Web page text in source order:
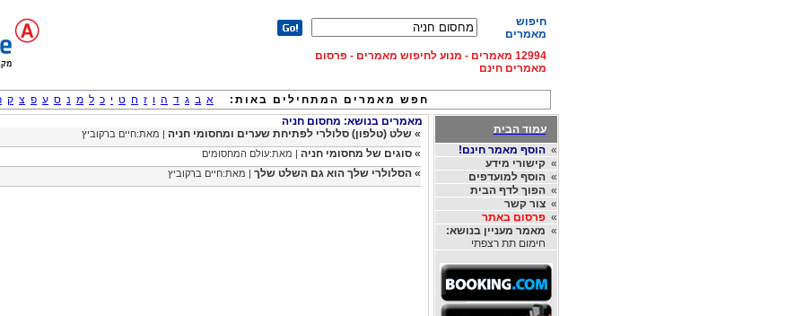
חיפוש
מאמרים
12994 מאמרים - מנוע לחיפוש מאמרים - פרסום
מאמרים חינם
חפש מאמרים המתחילים באות: א ב ג ד ה ו ז ח ט י כ ל מ נ ס ע פ צ ק
עמוד הבית
»הוסף מאמר חינם!
»קישורי מידע
»הוסף למועדפים
»הפוך לדף הבית
»צור קשר
»פרסום באתר
» מאמר מעניין בנושא:
חימום תת רצפתי
מאמרים בנושא: מחסום חניה
» שלט (טלפון) סלולרי לפתיחת שערים ומחסומי חניה | מאת:חיים ברקוביץ
» סוגים של מחסומי חניה | מאת:עולם המחסומים
» הסלולרי שלך הוא גם השלט שלך | מאת:חיים ברקוביץ